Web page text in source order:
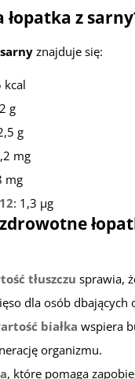
z
znajduje się:
kcal
g
g
mg
mg
: 1,3 µg
tłuszczu sprawia,
dla osób dbających
białka wspiera
organizmu.
, które pomaga